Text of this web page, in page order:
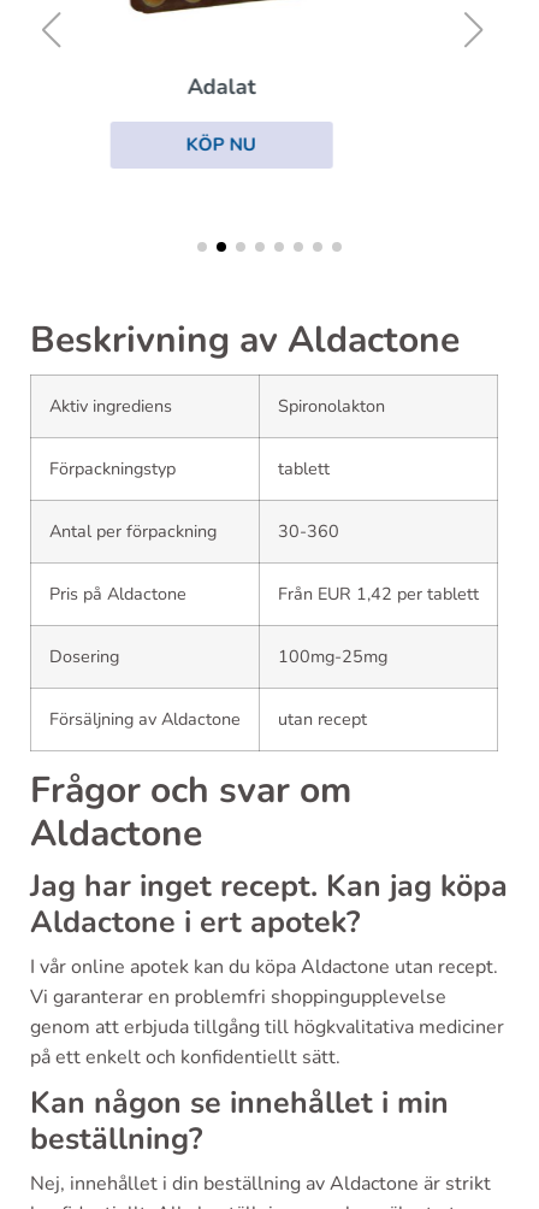
Beskrivning av Aldactone
Aktiv ingrediens Spironolakton
Förpackningstyp tablett
Antal per förpackning 30-360
Pris på Aldactone Från EUR 1,42 per tablett
Dosering 100mg-25mg
Försäljning av Aldactone utan recept
Frågor och svar om
Aldactone
Jag har inget recept. Kan jag köpa
Aldactone i ert apotek?
I vår online apotek kan du köpa Aldactone utan recept.
Vi garanterar en problemfri shoppingupplevelse
genom att erbjuda tillgång till högkvalitativa mediciner
på ett enkelt och konfidentiellt sätt.
Kan någon se innehållet i min
beställning?
Nej, innehållet i din beställning av Aldactone är strikt